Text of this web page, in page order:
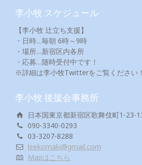
李小牧 スケジュール
【李小牧 辻立ち支援】
・日時…毎朝 6時～9時
・場所…新宿区内各所
・応募…随時受付中です！
※詳細は李小牧Twitterをご覧ください！
李小牧 後援会事務所
日本国東京都新宿区歌舞伎町1-23-
090-3340-0293
03-3207-8288
leekomaki@gmail.com
Mapはこちら